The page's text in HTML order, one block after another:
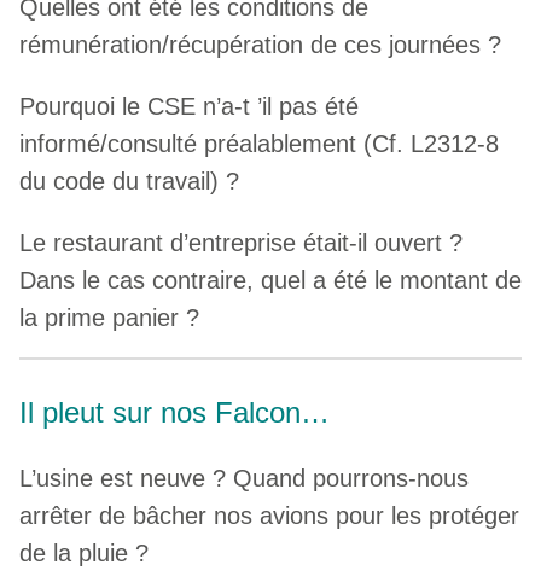
Quelles ont été les conditions de
rémunération/récupération de ces journées ?
Pourquoi le CSE n’a-t ’il pas été
informé/consulté préalablement (Cf. L2312-8
du code du travail) ?
Le restaurant d’entreprise était-il ouvert ?
Dans le cas contraire, quel a été le montant de
la prime panier ?
Il pleut sur nos Falcon…
L’usine est neuve ? Quand pourrons-nous
arrêter de bâcher nos avions pour les protéger
de la pluie ?